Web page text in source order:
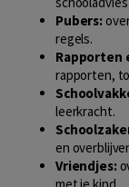
Pubers:
regels.
Rapporten
rapporten,
leerkracht.
en
Vriendjes: